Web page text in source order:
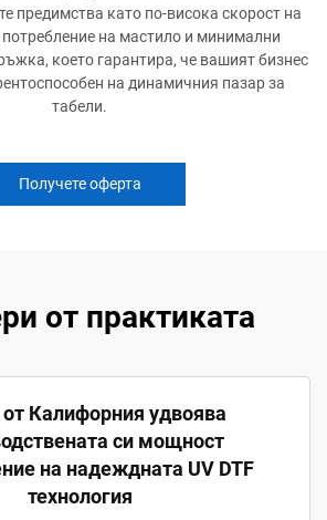
предимства като по-висока скорост на
на мастило и минимални
което гарантира, че вашият бизнес
на динамичния пазар за
табели.
Получете оферта
от практиката
Калифорния удвоява
си мощност
на надеждната UV DTF
технология